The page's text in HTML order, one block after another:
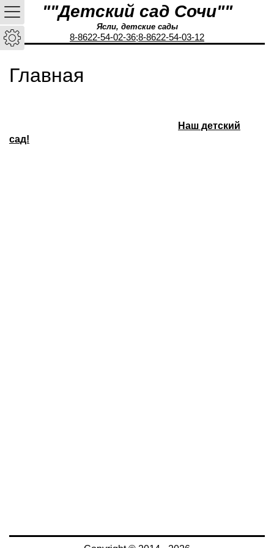
""Детский сад Сочи""
Ясли, детские сады
8-8622-54-02-36;8-8622-54-03-12
Главная
Наш детский
сад!